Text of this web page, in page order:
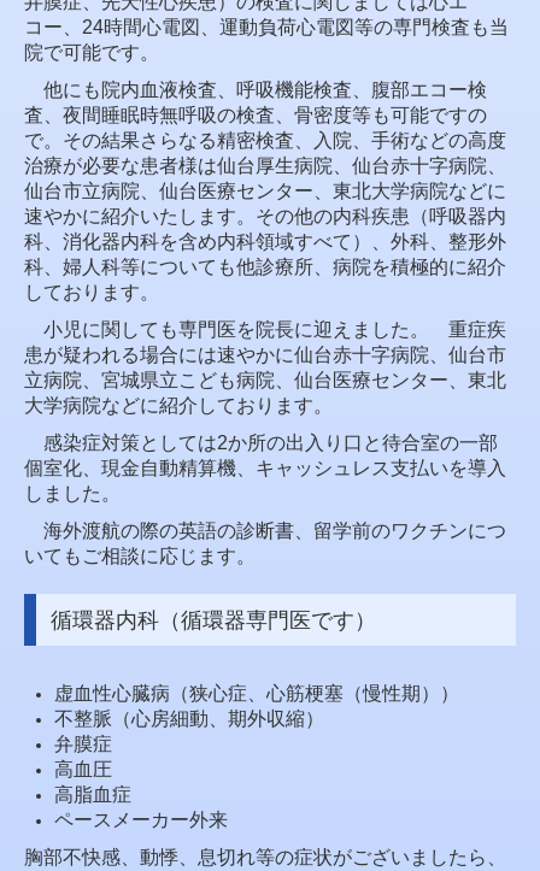
コー、24時間心電図、運動負荷心電図等の専門検査も当
院で可能です。
他にも院内血液検査、呼吸機能検査、腹部エコー検
査、夜間睡眠時無呼吸の検査、骨密度等も可能ですの
で。その結果さらなる精密検査、入院、手術などの高度
治療が必要な患者様は仙台厚生病院、仙台赤十字病院、
仙台市立病院、仙台医療センター、東北大学病院などに
速やかに紹介いたします。その他の内科疾患（呼吸器内
科、消化器内科を含め内科領域すべて）、外科、整形外
科、婦人科等についても他診療所、病院を積極的に紹介
しております。
小児に関しても専門医を院長に迎えました。 重症疾
患が疑われる場合には速やかに仙台赤十字病院、仙台市
立病院、宮城県立こども病院、仙台医療センター、東北
大学病院などに紹介しております。
感染症対策としては2か所の出入り口と待合室の一部
個室化、現金自動精算機、キャッシュレス支払いを導入
しました。
海外渡航の際の英語の診断書、留学前のワクチンにつ
いてもご相談に応じます。
循環器内科（循環器専門医です）
虚血性心臓病（狭心症、心筋梗塞（慢性期））
不整脈（心房細動、期外収縮）
弁膜症
高血圧
高脂血症
ペースメーカー外来
胸部不快感、動悸、息切れ等の症状がございましたら、